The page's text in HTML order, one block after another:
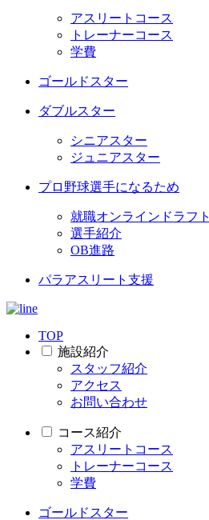
アスリートコース
トレーナーコース
学費
ゴールドスター
ダブルスター
シニアスター
ジュニアスター
プロ野球選手になるため
就職オンラインドラフト
選手紹介
OB進路
パラアスリート支援
TOP
施設紹介
スタッフ紹介
アクセス
お問い合わせ
コース紹介
アスリートコース
トレーナーコース
学費
ゴールドスター